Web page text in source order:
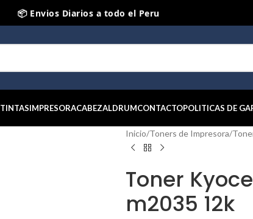
📦 Envios Diarios a todo el Peru
TINTASIMPRESORACABEZALDRUMCONTACTOPOLITICAS DE
Inicio/Toners de Impresora/
Toner
m2035 12k